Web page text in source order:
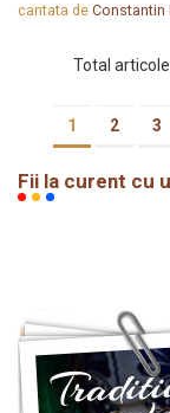
cantata de Constantin
Total
1 2 3
Fii la curent cu